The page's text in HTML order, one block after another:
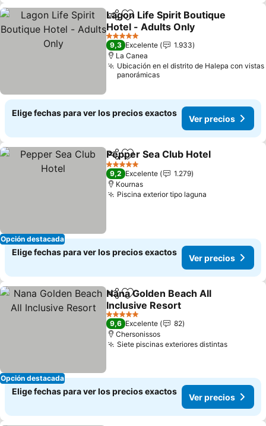
CompartirAgregar a favoritos
Lagon Life Spirit Boutique
Hotel - Adults Only
5 Estrellas
9,3 Excelente
1.933
La Canea
Ubicación en el distrito de Halepa con vistas
panorámicas
Elige fechas para ver los precios exactos
Ver precios
Opción destacada
CompartirAgregar a favoritos
Pepper Sea Club Hotel
5 Estrellas
9,2 Excelente
1.279
Kournas
Piscina exterior tipo laguna
Elige fechas para ver los precios exactos
Ver precios
Opción destacada
CompartirAgregar a favoritos
Nana Golden Beach All
Inclusive Resort
5 Estrellas
9,6 Excelente
82
Chersonissos
Siete piscinas exteriores distintas
Elige fechas para ver los precios exactos
Ver precios